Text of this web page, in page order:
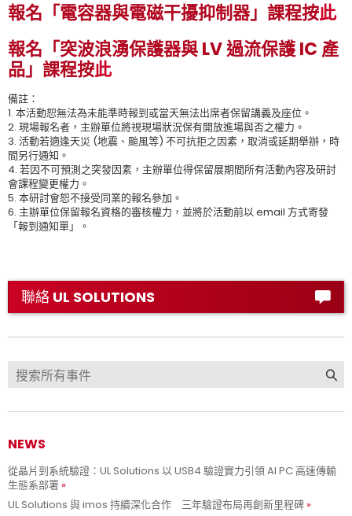
報名「電容器與電磁干擾抑制器」課程按此
報名「突波浪湧保護器與 LV 過流保護 IC 產
品」課程按此
備註：
1. 本活動恕無法為未能準時報到或當天無法出席者保留講義及座位。
2. 現場報名者，主辦單位將視現場狀況保有開放進場與否之權力。
3. 活動若適逢天災 (地震、颱風等) 不可抗拒之因素，取消或延期舉辦，時
間另行通知。
4. 若因不可預測之突發因素，主辦單位得保留展期間所有活動內容及研討
會課程變更權力。
5. 本研討會恕不接受同業的報名參加。
6. 主辦單位保留報名資格的審核權力，並將於活動前以 email 方式寄發
「報到通知單」。
聯絡 UL SOLUTIONS
NEWS
從晶片到系統驗證：UL Solutions 以 USB4 驗證實力引領 AI PC 高速傳輸
生態系部署
UL Solutions 與 imos 持續深化合作 三年驗證布局再創新里程碑